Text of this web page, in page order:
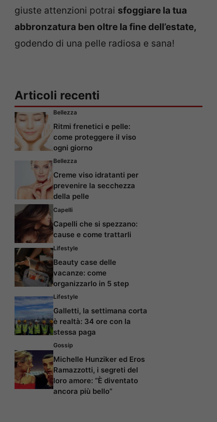
giuste attenzioni potrai sfoggiare la tua
abbronzatura ben oltre la fine dell’estate,
godendo di una pelle radiosa e sana!
Articoli recenti
Bellezza
Ritmi frenetici e pelle:
come proteggere il viso
ogni giorno
Bellezza
Creme viso idratanti per
prevenire la secchezza
della pelle
Capelli
Capelli che si spezzano:
cause e come trattarli
Lifestyle
Beauty case delle
vacanze: come
organizzarlo in 5 step
Lifestyle
Galletti, la settimana corta
è realtà: 34 ore con la
stessa paga
Gossip
Michelle Hunziker ed Eros
Ramazzotti, i segreti del
loro amore: “È diventato
ancora più bello”